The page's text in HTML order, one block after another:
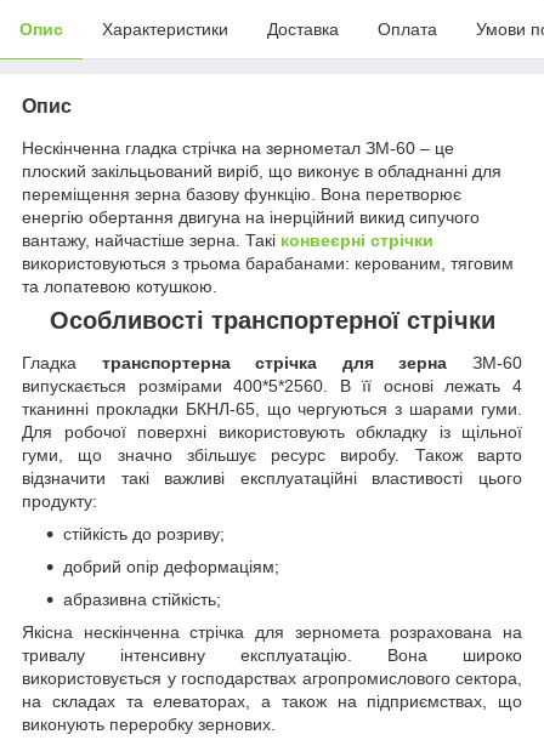
Опис Характеристики Доставка Оплата Умови
Опис
Нескінченна гладка стрічка на зернометал ЗМ-60 – це
плоский закільцьований виріб, що виконує в обладнанні для
переміщення зерна базову функцію. Вона перетворює
енергію обертання двигуна на інерційний викид сипучого
вантажу, найчастіше зерна. Такі конвеєрні стрічки
використовуються з трьома барабанами: керованим, тяговим
та лопатевою котушкою.
Особливості транспортерної стрічки
Гладка транспортерна стрічка для зерна ЗМ-60
випускається розмірами 400*5*2560. В її основі лежать 4
тканинні прокладки БКНЛ-65, що чергуються з шарами гуми.
Для робочої поверхні використовують обкладку із щільної
гуми, що значно збільшує ресурс виробу. Також варто
відзначити такі важливі експлуатаційні властивості цього
продукту:
стійкість до розриву;
добрий опір деформаціям;
абразивна стійкість;
Якісна нескінченна стрічка для зерномета розрахована на
тривалу інтенсивну експлуатацію. Вона широко
використовується у господарствах агропромислового сектора,
на складах та елеваторах, а також на підприємствах, що
виконують переробку зернових.